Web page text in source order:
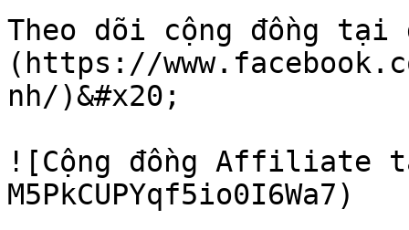
Theo dõi cộng đồng tại
(https://
nh/)&#x20;
![Cộng đồng
M5PkCUPYqf5io0I6Wa7)